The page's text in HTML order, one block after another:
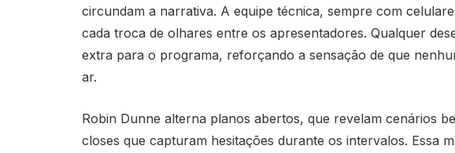
circundam a narrativa. A equipe técnica, sempre com
cada troca de olhares entre os apresentadores. Qualquer
extra para o programa, reforçando a sensação de que
ar.
Robin Dunne alterna planos abertos, que revelam cenários
closes que capturam hesitações durante os intervalos. Essa